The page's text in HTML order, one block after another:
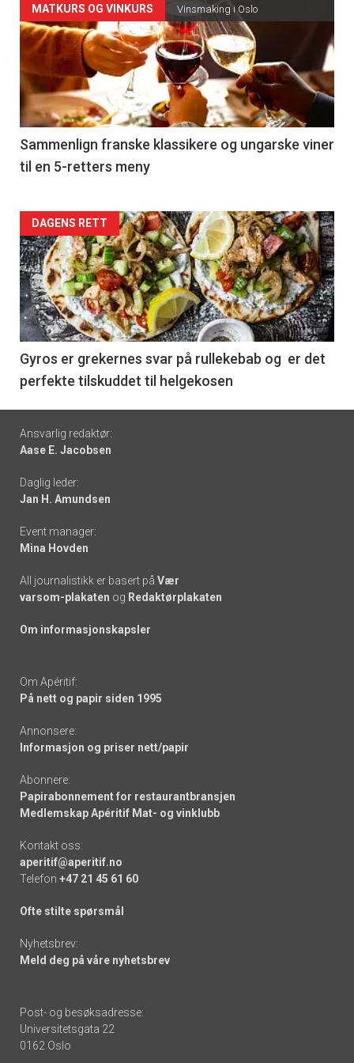
Forsiden
akkurat
nå
-
5
MATKURS OG VINKURS Vinsmaking i Oslo
Sammenlign franske klassikere og ungarske viner
til en 5-retters meny
Forsiden
akkurat
nå
-
6
DAGENS RETT
Gyros er grekernes svar på rullekebab og er det
perfekte tilskuddet til helgekosen
Footer
-
links
Ansvarlig redaktør:
Aase E. Jacobsen
Daglig leder:
Jan H. Amundsen
Event manager:
Mina Hovden
All journalistikk er basert på Vær
varsom-plakaten og Redaktørplakaten
Om informasjonskapsler
Om Apéritif:
På nett og papir siden 1995
Annonsere:
Informasjon og priser nett/papir
Abonnere:
Papirabonnement for restaurantbransjen
Medlemskap Apéritif Mat- og vinklubb
Kontakt oss:
aperitif@aperitif.no
Telefon +47 21 45 61 60
Ofte stilte spørsmål
Nyhetsbrev:
Meld deg på våre nyhetsbrev
Post- og besøksadresse:
Universitetsgata 22
0162 Oslo